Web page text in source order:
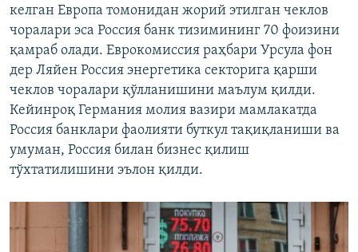
келган Европа томонидан жорий этилган чеклов
чоралари эса Россия банк тизимининг 70 фоизини
қамраб олади. Еврокомиссия раҳбари Урсула фон
дер Ляйен Россия энергетика секторига қарши
чеклов чоралари қўлланишини маълум қилди.
Кейинроқ Германия молия вазири мамлакатда
Россия банклари фаолияти буткул тақиқланиши ва
умуман, Россия билан бизнес қилиш
тўхтатилишини эълон қилди.